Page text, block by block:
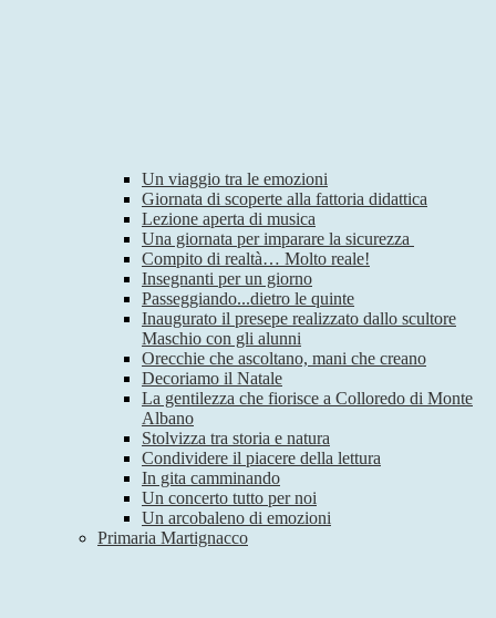
Un viaggio tra le emozioni
Giornata di scoperte alla fattoria didattica
Lezione aperta di musica
Una giornata per imparare la sicurezza
Compito di realtà… Molto reale!
Insegnanti per un giorno
Passeggiando...dietro le quinte
Inaugurato il presepe realizzato dallo scultore
Maschio con gli alunni
Orecchie che ascoltano, mani che creano
Decoriamo il Natale
La gentilezza che fiorisce a Colloredo di Monte
Albano
Stolvizza tra storia e natura
Condividere il piacere della lettura
In gita camminando
Un concerto tutto per noi
Un arcobaleno di emozioni
Primaria Martignacco